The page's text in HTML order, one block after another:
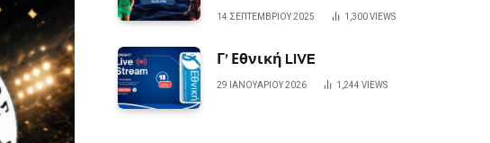
14 ΣΕΠΤΕΜΒΡΊΟΥ 2025 1,300VIEWS
Γ’ Εθνική LIVE
29 ΙΑΝΟΥΑΡΊΟΥ 2026 1,244 VIEWS